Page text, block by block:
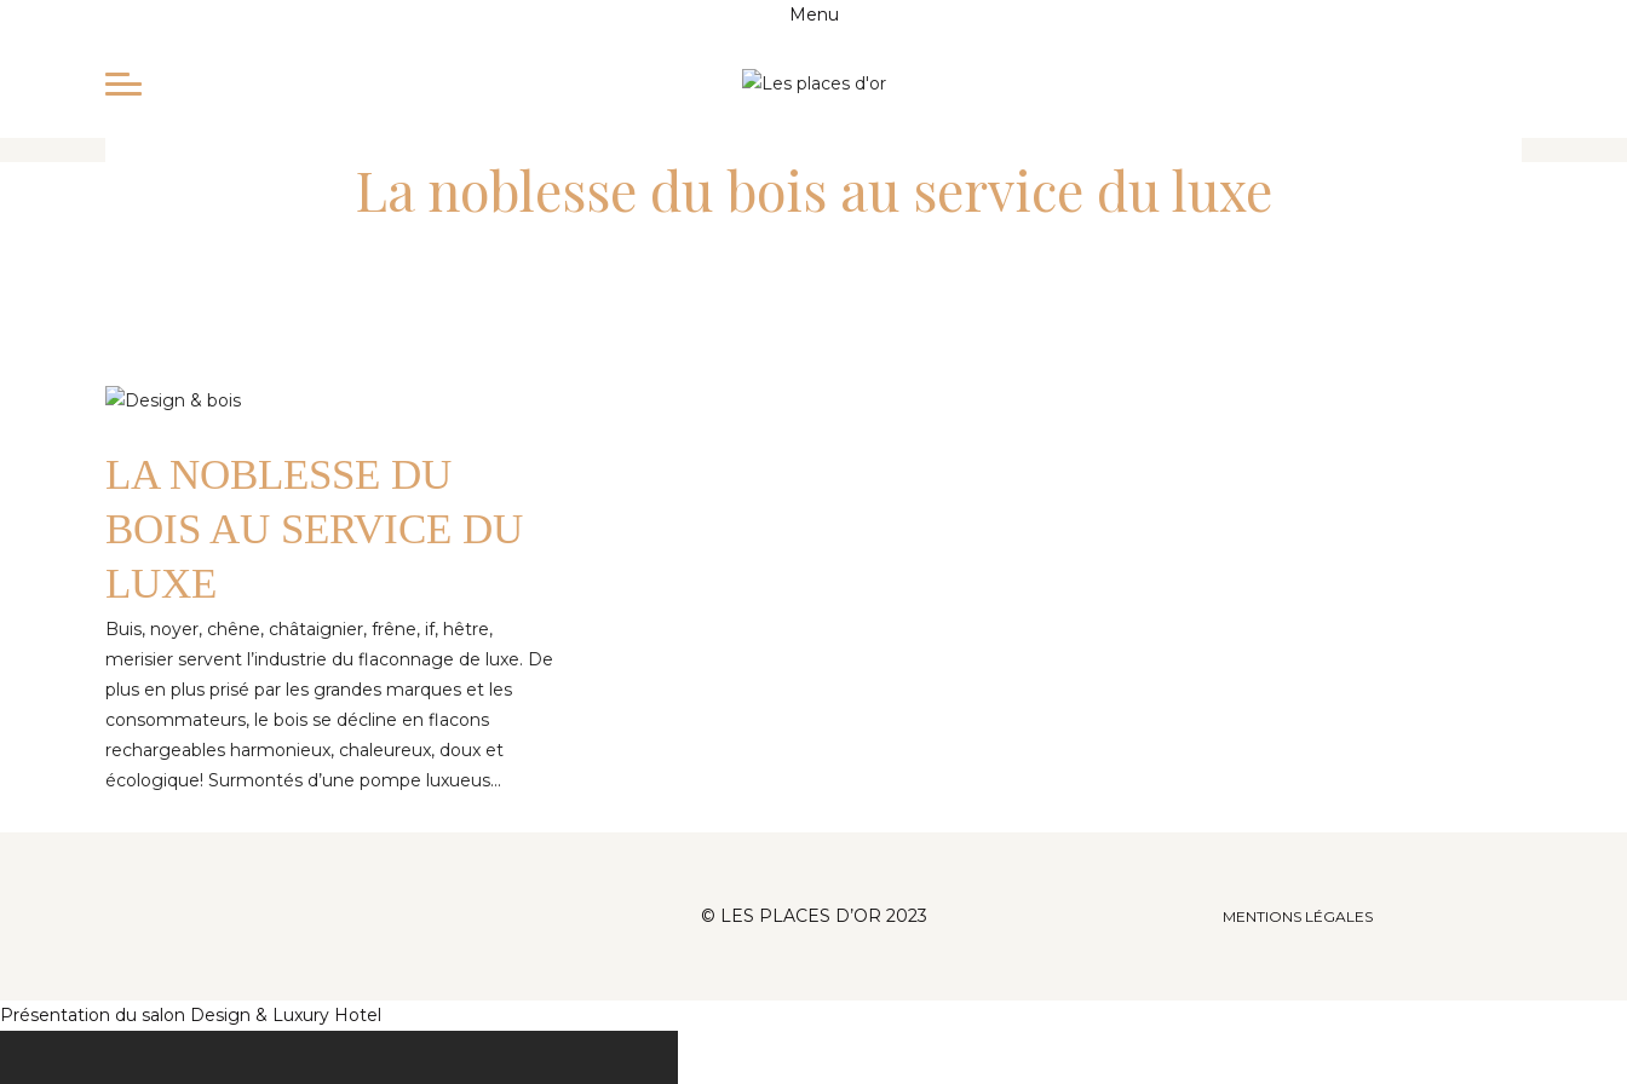
Menu
La noblesse du bois au service du luxe
LA NOBLESSE DU
BOIS AU SERVICE DU
LUXE
Buis, noyer, chêne, châtaignier, frêne, if, hêtre,
merisier servent l’industrie du flaconnage de luxe. De
plus en plus prisé par les grandes marques et les
consommateurs, le bois se décline en flacons
rechargeables harmonieux, chaleureux, doux et
écologique! Surmontés d’une pompe luxueus...
© LES PLACES D’OR 2023 MENTIONS LÉGALES
Présentation du salon Design & Luxury Hotel